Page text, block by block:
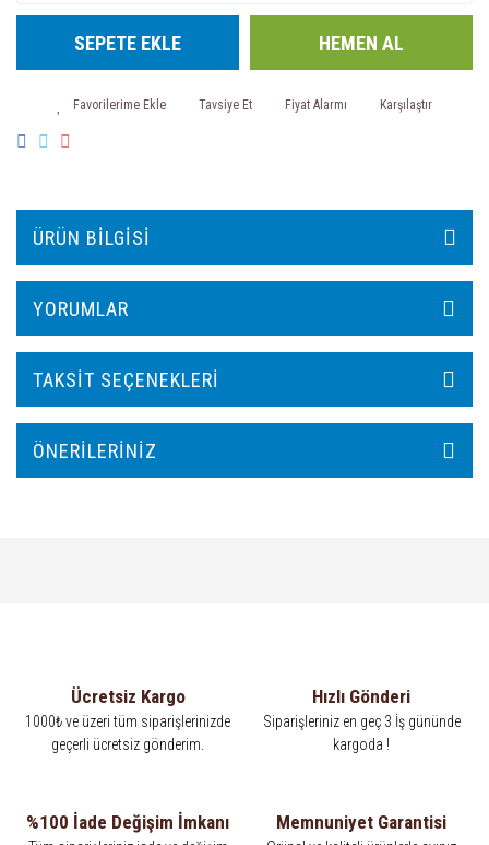
SEPETE EKLE HEMEN AL
Tavsiye Et Fiyat Alarmı Karşılaştır
ÜRÜN BILGISI
YORUMLAR
TAKSIT SEÇENEKLERI
ÖNERILERINIZ
Ücretsiz Kargo
1000₺ ve üzeri tüm siparişlerinizde
geçerli ücretsiz gönderim.
Hızlı Gönderi
Siparişleriniz en geç 3 İş gününde
kargoda !
%100 İade Değişim İmkanı Memnuniyet Garantisi